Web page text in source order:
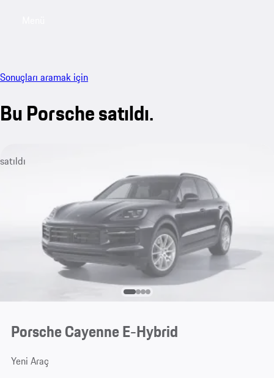
Sonuçları aramak için
Bu Porsche satıldı.
satıldı
Porsche Cayenne E-Hybrid
Yeni Araç